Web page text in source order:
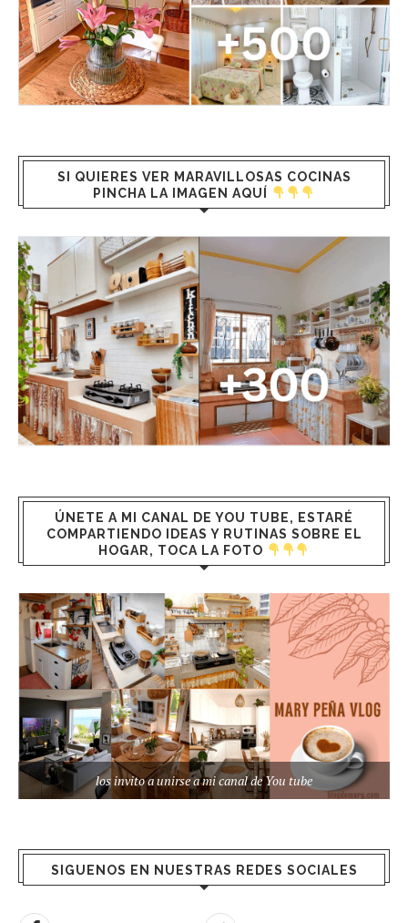
SI QUIERES VER MARAVILLOSAS COCINAS
PINCHA LA IMAGEN AQUÍ
ÚNETE A MI CANAL DE YOU TUBE, ESTARÉ
COMPARTIENDO IDEAS Y RUTINAS SOBRE EL
HOGAR, TOCA LA FOTO
los invito a unirse a mi canal de You tube
SIGUENOS EN NUESTRAS REDES SOCIALES